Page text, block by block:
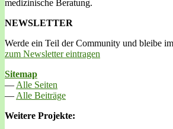
medizinische Beratung.
NEWSLETTER
Werde ein Teil der Community und bleibe
zum Newsletter eintragen
Sitemap
— Alle Seiten
— Alle Beiträge
Weitere Projekte: